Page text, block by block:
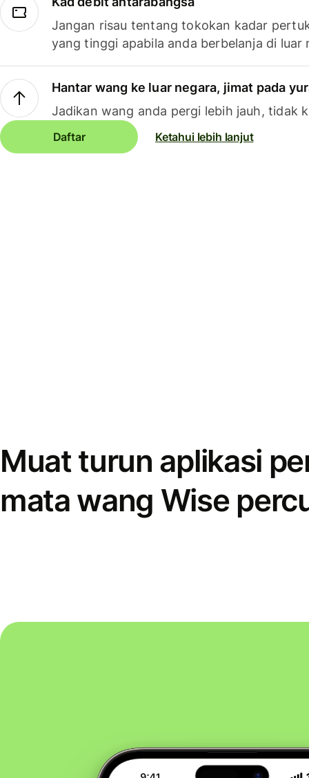
Jangan risau tentang tokokan kadar
yang tinggi apabila anda berbelanja di luar
Hantar wang ke luar negara, jimat pada
Jadikan wang anda pergi lebih jauh, tidak
Daftar Ketahui lebih lanjut
Muat turun aplikasi
mata wang Wise